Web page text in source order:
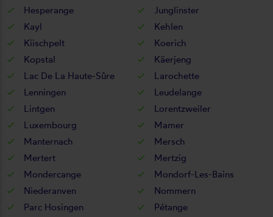
Hesperange
Junglinster
Kayl
Kehlen
Kiischpelt
Koerich
Kopstal
Käerjeng
Lac De La Haute-Sûre
Larochette
Lenningen
Leudelange
Lintgen
Lorentzweiler
Luxembourg
Mamer
Manternach
Mersch
Mertert
Mertzig
Mondercange
Mondorf-Les-Bains
Niederanven
Nommern
Parc Hosingen
Pétange